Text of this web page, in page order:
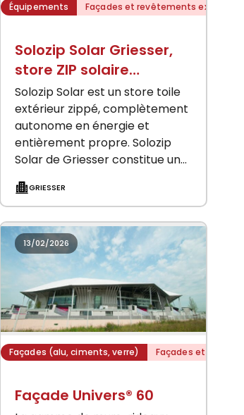
extérieurs
Équipements Façades et revêtements extérieurs
Solozip Solar Griesser,
store ZIP solaire
autonome haute
performance
Solozip Solar est un store toile
extérieur zippé, complètement
autonome en énergie et
entièrement propre. Solozip
Solar de Griesser constitue une
pour les rénovations et les
bâtiments neufs. Un panneau
solaire…
GRIESSER
extérieurs
13/02/2026
Façades (alu, ciments, verre) Façades et
Façade Univers® 60